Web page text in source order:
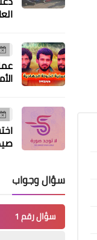
الأخبار
تعرف
منوعات
لماذا
أفضل
سؤال وجواب
سؤال رقم 1